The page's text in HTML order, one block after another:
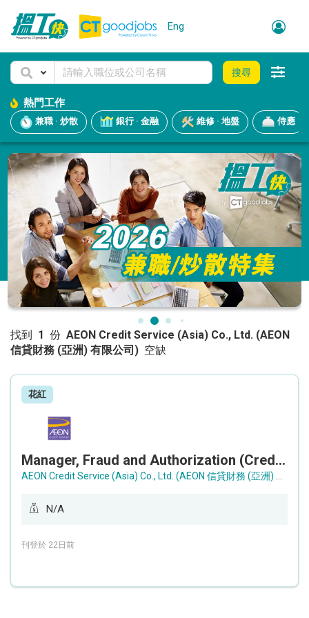
Eng
搜尋
熱門工作
兼職 · 炒散 銀行 · 金融 維修 · 地盤 侍應
找到 1 份 AEON Credit Service (Asia) Co., Ltd. (AEON
信貸財務 (亞洲) 有限公司) 空缺
花紅
Manager, Fraud and Authorization (Credit Card Focus) (Ref: 202627-08)
N/A
刊登於 22日前